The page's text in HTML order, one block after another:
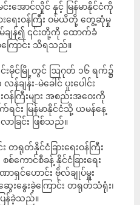
င်းအောင်လှိုင် နှင့် မြန်မာနိုင်ငံကို
ရေးဝန်ကြီး ဝမ်ယိတို့ တွေ့ဆုံမှု
ျန်၍ ၎င်းတို့ကို ထောက်ခံ
ြောင်း သိရသည်။
င်းမိုင်မြို့တွင် ဩဂုတ် ၁၆ ရက်၌
ချန်း-မဲခေါင် ပူးပေါင်း
ဝန်ကြီးများ အစည်းအဝေးကို
း မြန်မာနိုင်ငံသို့ ယမန်နေ့
ခြင်း ဖြစ်သည်။
တရုတ်နိုင်ငံခြားရေးဝန်ကြီး
စ်ကောင်စီခန့် နိုင်ငံခြားရေး
ာရှင်ဟောင်း ဗိုလ်ချုပ်မှူး
ေးနွေးခဲ့ကြောင်း တရုတ်သံရုံး၊
န်ခဲ့သည်။